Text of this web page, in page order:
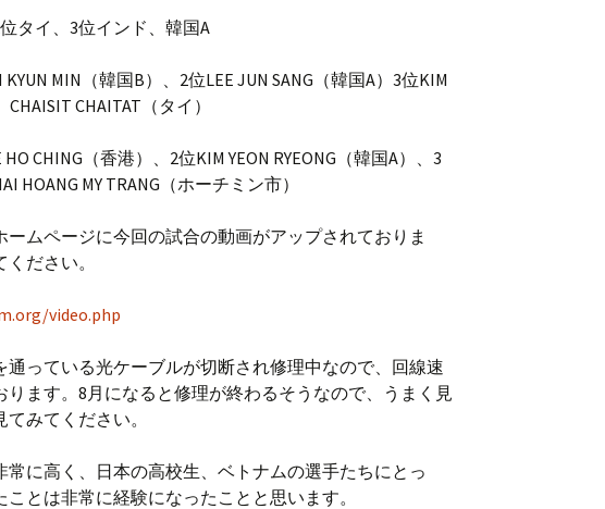
タイ、3位インド、韓国A
MIN（韓国B）、2位LEE JUN SANG（韓国A）3位KIM
CHAITAT（タイ）
CHING（香港）、2位KIM YEON RYEONG（韓国A）、3
HOANG MY TRANG（ホーチミン市）
ムページに今回の試合の動画がアップされておりま
ださい。
video.php
通っている光ケーブルが切断され修理中なので、回線速
ります。8月になると修理が終わるそうなので、うまく見
みてください。
に高く、日本の高校生、ベトナムの選手たちにとっ
とは非常に経験になったことと思います。